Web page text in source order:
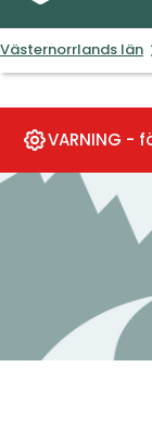
Västernorrlands län
VARNING -